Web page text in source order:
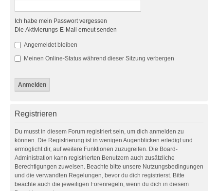
Ich habe mein Passwort vergessen
Die Aktivierungs-E-Mail erneut senden
Angemeldet bleiben
Meinen Online-Status während dieser Sitzung verbergen
Registrieren
Du musst in diesem Forum registriert sein, um dich anmelden zu
können. Die Registrierung ist in wenigen Augenblicken erledigt und
ermöglicht dir, auf weitere Funktionen zuzugreifen. Die Board-
Administration kann registrierten Benutzern auch zusätzliche
Berechtigungen zuweisen. Beachte bitte unsere Nutzungsbedingungen
und die verwandten Regelungen, bevor du dich registrierst. Bitte
beachte auch die jeweiligen Forenregeln, wenn du dich in diesem